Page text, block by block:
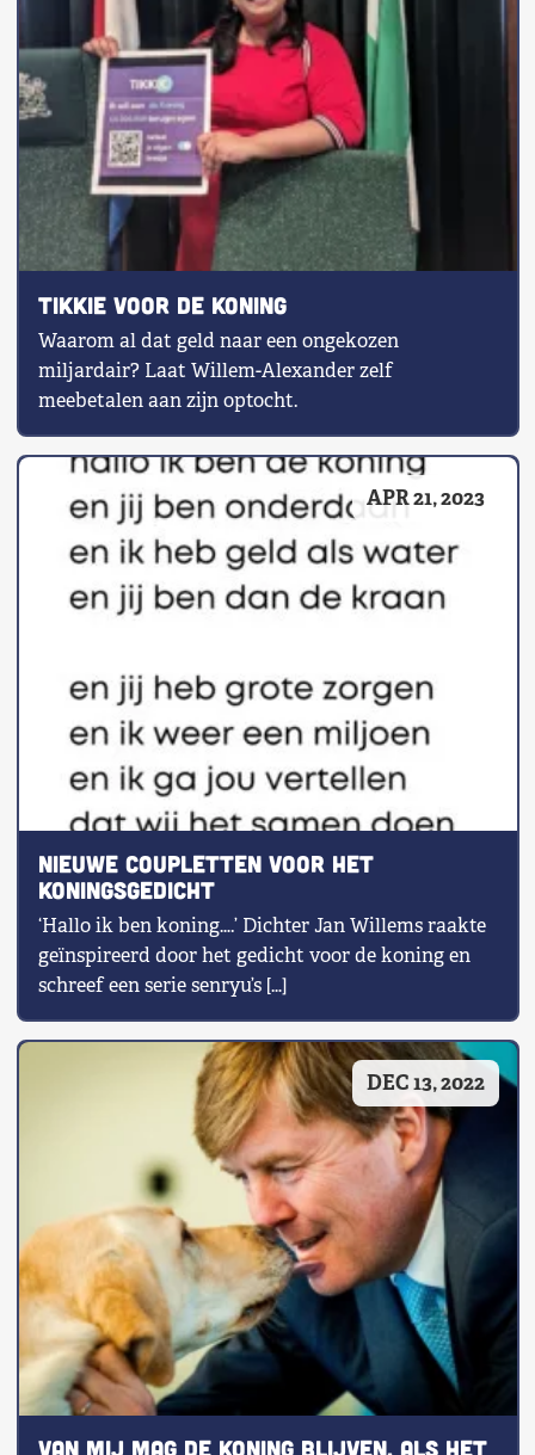
Tikkie voor de Koning
Waarom al dat geld naar een ongekozen
miljardair? Laat Willem-Alexander zelf
meebetalen aan zijn optocht.
APR 21, 2023
Nieuwe coupletten voor het
koningsgedicht
‘Hallo ik ben koning….’ Dichter Jan Willems raakte
geïnspireerd door het gedicht voor de koning en
schreef een serie senryu’s […]
DEC 13, 2022
Van mij mag de koning blijven, als het